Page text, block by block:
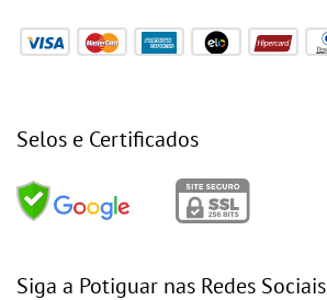
Selos e Certificados
Siga a Potiguar nas Redes Sociais